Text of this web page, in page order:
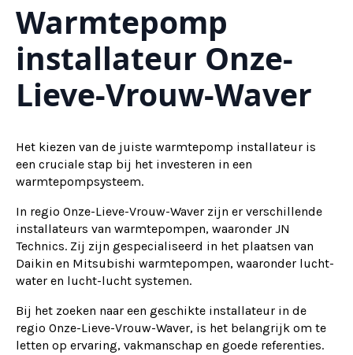
Warmtepomp
installateur Onze-
Lieve-Vrouw-Waver
Het kiezen van de juiste warmtepomp installateur is
een cruciale stap bij het investeren in een
warmtepompsysteem.
In regio Onze-Lieve-Vrouw-Waver zijn er verschillende
installateurs van warmtepompen, waaronder JN
Technics. Zij zijn gespecialiseerd in het plaatsen van
Daikin en Mitsubishi warmtepompen, waaronder lucht-
water en lucht-lucht systemen.
Bij het zoeken naar een geschikte installateur in de
regio Onze-Lieve-Vrouw-Waver, is het belangrijk om te
letten op ervaring, vakmanschap en goede referenties.